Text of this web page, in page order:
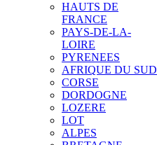
HAUTS DE
FRANCE
PAYS-DE-LA-
LOIRE
PYRENEES
AFRIQUE DU SUD
CORSE
DORDOGNE
LOZERE
LOT
ALPES